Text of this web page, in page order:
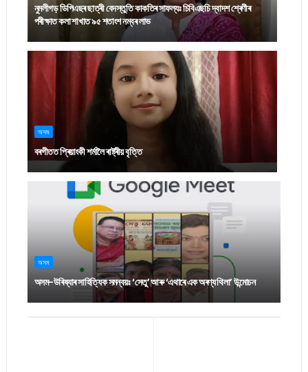
নুমলীগড় ডিপিএছৰ ছাত্ৰী বেদস্তুতি কাকতিৰ সাফল্যঃ চিবিএছচি দ্বাদশ শ্ৰেণীৰ
পৰীক্ষাত কলা শাখাত ৯৫ শতাংশ নম্বৰ লাভ
অসম
বৰগীতত প্ৰিয়াংকী শৰ্মালৈ ৰাষ্ট্ৰীয় বৃত্তি
অসম
অসম-উৰিষ্যাৰ সাহিত্যিক সমন্বয়ঃ ‘সেতু’ আৰু ‘এথাৰে এক অৰণ্য থিলা’ উন্মোচন